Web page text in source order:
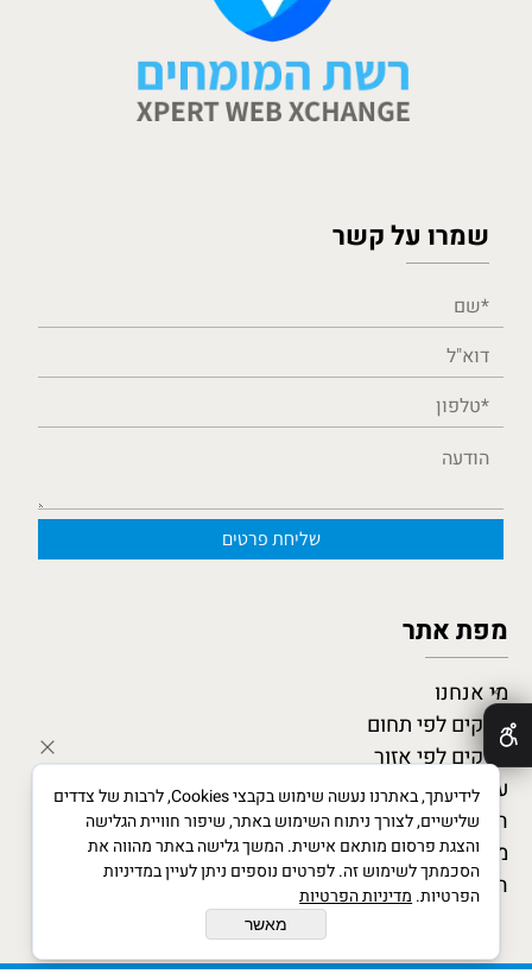
שמרו על קשר
מפת אתר
מי אנחנו
עסקים לפי תחום
עסקים לפי אזור
עסקים מומלצים
המגזין העסקי
מדריך לעסקים חדשים
הצטרף כמומחה
✕
לידיעתך, באתרנו נעשה שימוש בקבצי Cookies, לרבות של צדדים
שלישיים, לצורך ניתוח השימוש באתר, שיפור חוויית הגלישה
והצגת פרסום מותאם אישית. המשך גלישה באתר מהווה את
הסכמתך לשימוש זה. לפרטים נוספים ניתן לעיין במדיניות
הפרטיות. מדיניות הפרטיות
מאשר